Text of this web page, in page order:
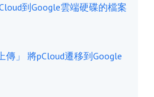
到Google雲端硬碟的檔案
傳」 將pCloud遷移到Google